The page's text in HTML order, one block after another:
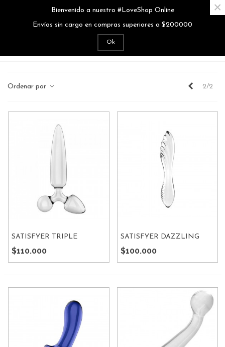
MENÚ
Dildos - Strap Ons
Ordenar por Anterior
2/2
SATISFYER TRIPLE
CRYSTAL
$110.000
SATISFYER DAZZLING
CRYSTAL
$100.000
Bienvenido a nuestro #LoveShop Online
Envíos sin cargo en compras superiores a $200000
Ok
×